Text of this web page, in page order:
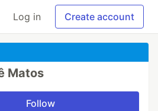
Log in Create account
Matos
Follow